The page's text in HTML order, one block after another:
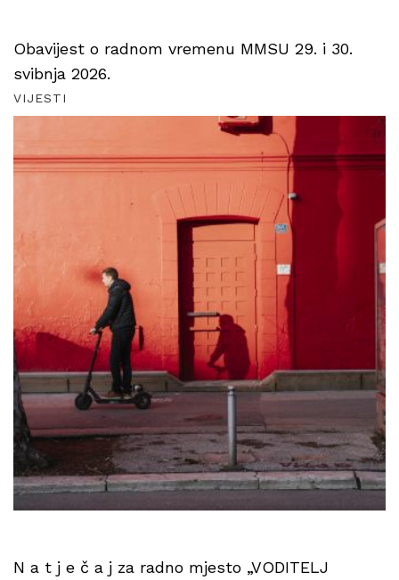
Obavijest o radnom vremenu MMSU 29. i 30.
svibnja 2026.
VIJESTI
N a t j e č a j za radno mjesto „VODITELJ